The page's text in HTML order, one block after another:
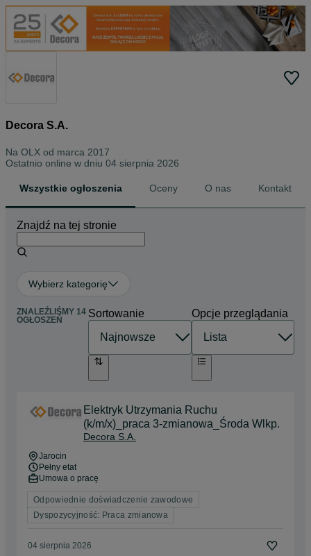
Decora S.A.
Na OLX od marca 2017
Ostatnio online w dniu 04 sierpnia 2026
Wszystkie ogłoszenia Oceny O nas Kontakt
Znajdź na tej stronie
Wybierz kategorię
ZNALEŹLIŚMY 14
OGŁOSZEŃ
Sortowanie Opcje przeglądania
Elektryk Utrzymania Ruchu
(k/m/x)_praca 3-zmianowa_Środa Wlkp.
Decora S.A.
Jarocin
Pełny etat
Umowa o pracę
Odpowiednie doświadczenie zawodowe
Dyspozycyjność: Praca zmianowa
04 sierpnia 2026